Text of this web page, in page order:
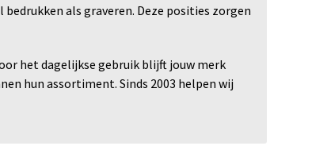
als graveren. Deze posities zorgen
het dagelijkse gebruik blijft jouw merk
hun assortiment. Sinds 2003 helpen wij